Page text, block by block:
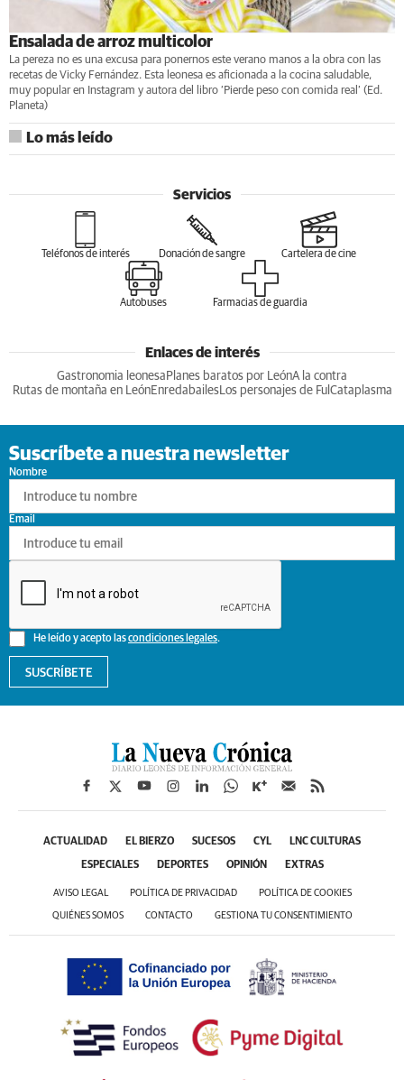
Ensalada de arroz multicolor
La pereza no es una excusa para ponernos este verano manos a la obra con las
recetas de Vicky Fernández. Esta leonesa es aficionada a la cocina saludable,
muy popular en Instagram y autora del libro ‘Pierde peso con comida real’ (Ed.
Planeta)
Lo más leído
Servicios
Teléfonos de interés Donación de sangre Cartelera de cine
Autobuses Farmacias de guardia
Enlaces de interés
Gastronomia leonesa Planes baratos por LeónA la contra
Rutas de montaña en LeónEnredabailesLos personajes de Ful Cataplasma
Suscríbete a nuestra newsletter
Nombre
He leído y acepto lascondiciones legales.
Email
SUSCRÍBETE
ACTUALIDAD EL BIERZO SUCESOS CYL LNC CULTURAS
ESPECIALES DEPORTES OPINIÓN EXTRAS
AVISO LEGAL POLÍTICA DE PRIVACIDAD POLÍTICA DE COOKIES
QUIÉNES SOMOS CONTACTO GESTIONA TU CONSENTIMIENTO